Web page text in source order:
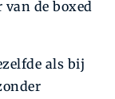
de boxed
als bij